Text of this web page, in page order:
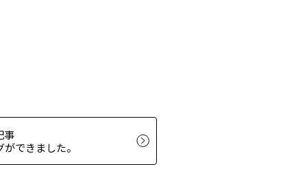
事
できました。